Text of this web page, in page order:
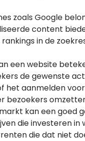
zoals Google
content
in de
een website
de gewenste
aanmelden
bezoekers
kan een goed
die investeren
die dat niet